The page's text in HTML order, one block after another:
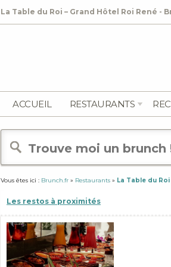
La Table du Roi – Grand Hôtel Roi René -
ACCUEIL RESTAURANTS
Vous êtes ici : Brunch.fr » Restaurants » La Table du
Les restos à proximités